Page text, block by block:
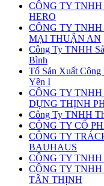
CÔNG TY
HERO
CÔNG TY
MẠI THUẬN AN
Công Ty TNHH
Bình
Tổ Sản Xuất
Yên I
CÔNG TY
DỰNG THỊNH
Công Ty TNHH
CÔNG TY CỔ
CÔNG TY
BAUHAUS
CÔNG TY
CÔNG TY
TÂN THỊNH